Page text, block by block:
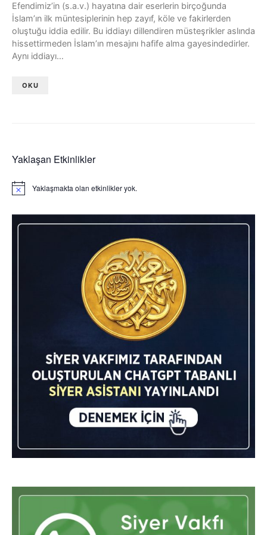
Efendimiz’in (s.a.v.) hayatına dair eserlerin birçoğunda
İslam’ın ilk müntesiplerinin hep zayıf, köle ve fakirlerden
oluştuğu iddia edilir. Bu iddiayı dillendiren müsteşrikler aslında
hissettirmeden İslam’ın mesajını hafife alma gayesindedirler.
Aynı iddiayı…
OKU
Yaklaşan Etkinlikler
Notice Yaklaşmakta olan etkinlikler yok.